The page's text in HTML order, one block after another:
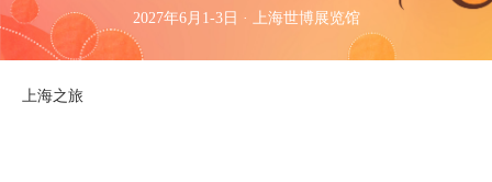
2027年6月1-3日 · 上海世博展览馆
上海之旅